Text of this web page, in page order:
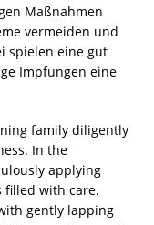
Maßnahmen
vermeiden und
spielen eine gut
Impfungen eine